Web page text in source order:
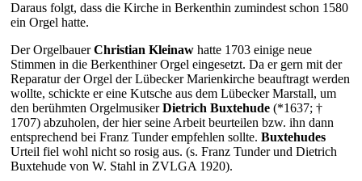
Daraus folgt, dass die Kirche in Berkenthin zumindest schon 1580
ein Orgel hatte.
Der OrgelbauerChristian Kleinaw hatte 1703 einige neue
Stimmen in die Berkenthiner Orgel eingesetzt. Da er gern mit der
Reparatur der Orgel der Lübecker Marienkirche beauftragt werden
wollte, schickte er eine Kutsche aus dem Lübecker Marstall, um
den berühmten OrgelmusikerDietrich Buxtehude (*1637; †
1707) abzuholen, der hier seine Arbeit beurteilen bzw. ihn dann
entsprechend bei Franz Tunder empfehlen sollte. Buxtehudes
Urteil fiel wohl nicht so rosig aus. (s. Franz Tunder und Dietrich
Buxtehude von W. Stahl in ZVLGA 1920).